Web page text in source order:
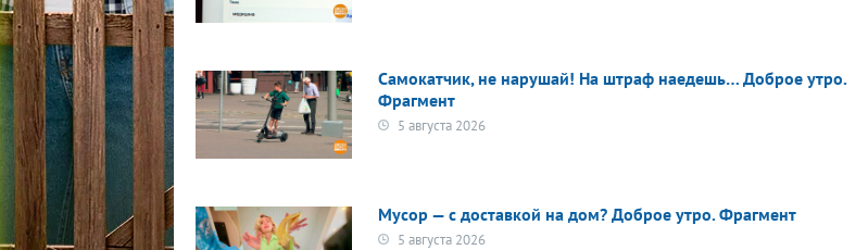
Самокатчик, не нарушай! На штраф наедешь… Доброе утро.
Фрагмент
5 августа 2026
Мусор — с доставкой на дом? Доброе утро. Фрагмент
5 августа 2026